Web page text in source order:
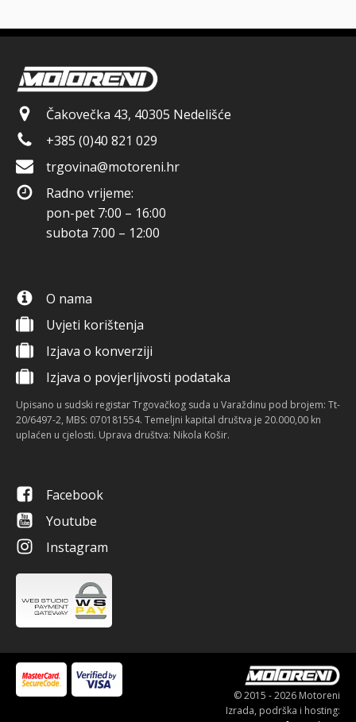
Čakovečka 43, 40305 Nedelišće
+385 (0)40 821 029
trgovina@motoreni.hr
Radno vrijeme:
pon-pet 7:00 – 16:00
subota 7:00 – 12:00
O nama
Uvjeti korištenja
Izjava o konverziji
Izjava o povjerljivosti podataka
Upisano u sudski registar Trgovačkog suda u Varaždinu pod brojem: Tt-
20/6497-2, MBS: 070181554. Temeljni kapital društva je 20.000,00 kn
uplaćen u cjelosti. Uprava društva: Nikola Košir.
Facebook
Youtube
Instagram
© 2015 - 2026 Motoreni
Izrada, podrška i hosting: